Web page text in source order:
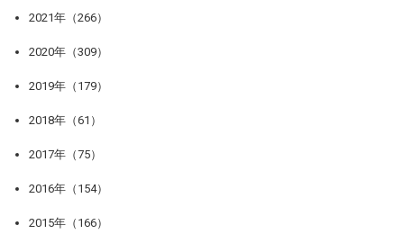
2021年（266）
2020年（309）
2019年（179）
2018年（61）
2017年（75）
2016年（154）
2015年（166）